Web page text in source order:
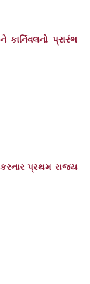
પ્રારંભ
પ્રથમ રાજ્ય